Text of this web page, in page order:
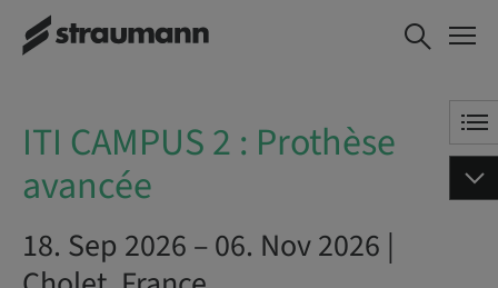
ITI CAMPUS 2 : Prothèse
avancée
BOOK NOW
ITI CAMPUS 2 : Prothèse
avancée
18. Sep 2026 – 06. Nov 2026 |